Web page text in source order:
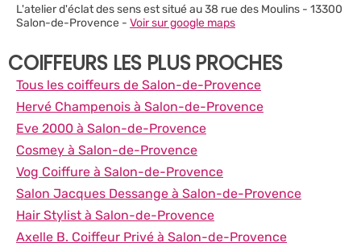
L'atelier d'éclat des sens est situé au 38 rue des Moulins - 13300
Salon-de-Provence - Voir sur google maps
COIFFEURS LES PLUS PROCHES
Tous les coiffeurs de Salon-de-Provence
Hervé Champenois à Salon-de-Provence
Eve 2000 à Salon-de-Provence
Cosmey à Salon-de-Provence
Vog Coiffure à Salon-de-Provence
Salon Jacques Dessange à Salon-de-Provence
Hair Stylist à Salon-de-Provence
Axelle B. Coiffeur Privé à Salon-de-Provence